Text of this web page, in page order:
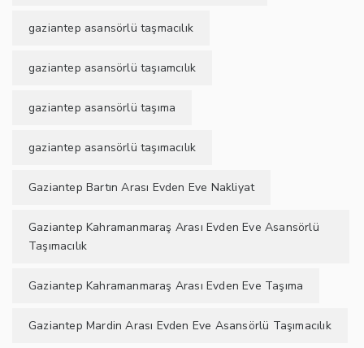
gaziantep asansörlü taşmacılık
gaziantep asansörlü taşıamcılık
gaziantep asansörlü taşıma
gaziantep asansörlü taşımacılık
Gaziantep Bartın Arası Evden Eve Nakliyat
Gaziantep Kahramanmaraş Arası Evden Eve Asansörlü
Taşımacılık
Gaziantep Kahramanmaraş Arası Evden Eve Taşıma
Gaziantep Mardin Arası Evden Eve Asansörlü Taşımacılık